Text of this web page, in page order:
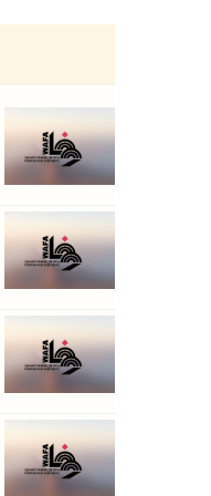
...
les att ...
...
...
c ...
: une ...
Conseil
avec